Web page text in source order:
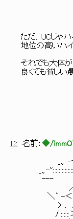
/:〃.:.:／
/ /:.:./
/:.:./:./
/:.:./:./
ただ、UCじゃハ
地位の高いハイ
それでも大
良くても貧
12 名前： ◆/
_,,. -
_,,.-
--- ｧ
／
＼` -＜
> 、 . l::/-
/:::::::＞l/. .